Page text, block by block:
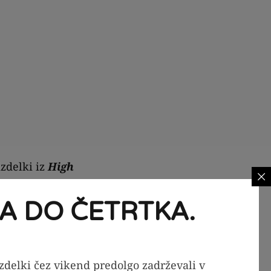
izHigh
zaposlene
DO ČETRTKA.
čez vikend predolgo zadrževali v